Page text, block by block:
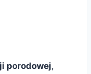
porodowej,